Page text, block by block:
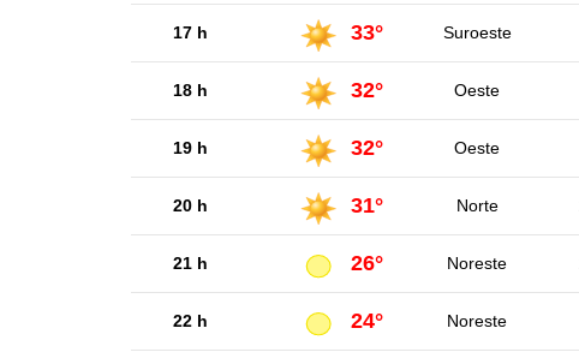
17 h 33° Suroeste
18 h 32° Oeste
19 h 32° Oeste
20 h 31° Norte
21 h 26° Noreste
22 h 24° Noreste